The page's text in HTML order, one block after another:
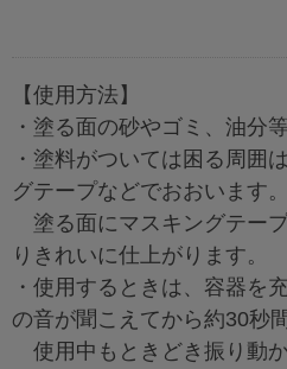
【使用方法】
・塗る面の砂やゴミ、油分
・塗料がついては困る周囲
グテープなどでおおいます。
塗る面にマスキングテー
りきれいに仕上がります。
・使用するときは、容器を
の音が聞こえてから約30秒
使用中もときどき振り動